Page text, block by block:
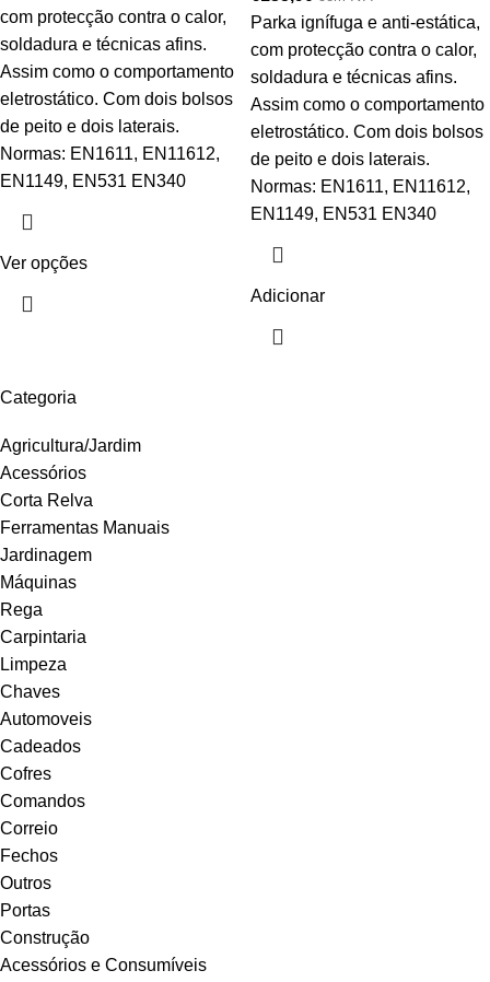
Categoria
Agricultura/Jardim
Acessórios
Corta Relva
Ferramentas Manuais
Jardinagem
Máquinas
Rega
Carpintaria
Limpeza
Chaves
Automoveis
Cadeados
Cofres
Comandos
Correio
Fechos
Outros
Portas
Construção
Acessórios e Consumíveis
com protecção contra o calor,
soldadura e técnicas afins.
Assim como o comportamento
eletrostático. Com dois bolsos
de peito e dois laterais.
Normas: EN1611, EN11612,
EN1149, EN531 EN340
Ver opções
Parka ignífuga e anti-estática,
com protecção contra o calor,
soldadura e técnicas afins.
Assim como o comportamento
eletrostático. Com dois bolsos
de peito e dois laterais.
Normas: EN1611, EN11612,
EN1149, EN531 EN340
Adicionar